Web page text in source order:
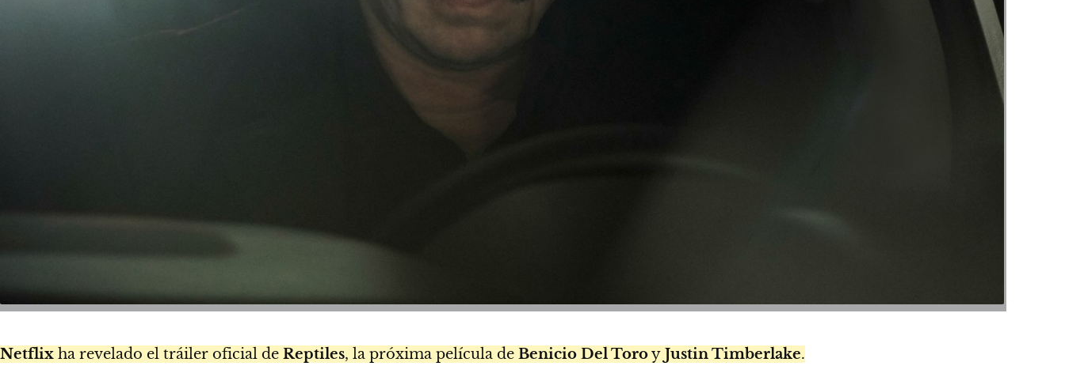
Netflix ha revelado el tráiler oficial de Reptiles, la próxima película de Benicio Del Toroy Justin Timberlake.